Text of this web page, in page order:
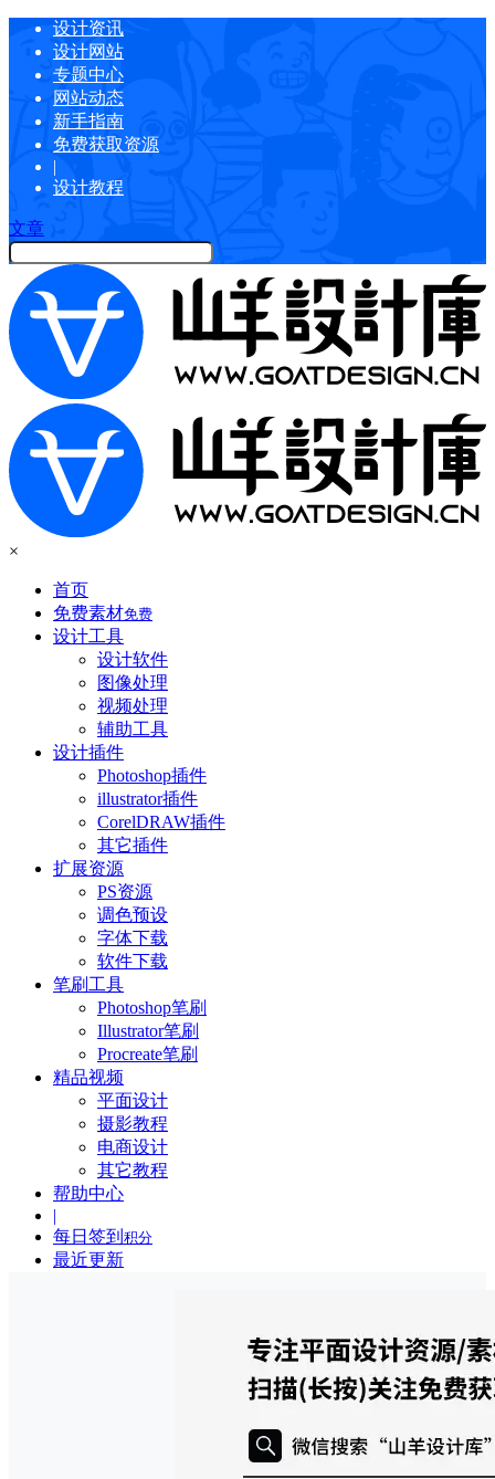
设计资讯
设计网站
专题中心
网站动态
新手指南
免费获取资源
|
设计教程
文章
×
首页
免费素材免费
设计工具
设计软件
图像处理
视频处理
辅助工具
设计插件
Photoshop插件
illustrator插件
CorelDRAW插件
其它插件
扩展资源
PS资源
调色预设
字体下载
软件下载
笔刷工具
Photoshop笔刷
Illustrator笔刷
Procreate笔刷
精品视频
平面设计
摄影教程
电商设计
其它教程
帮助中心
|
每日签到 积分
最近更新